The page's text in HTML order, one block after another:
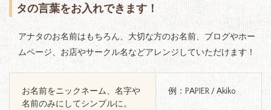
タの言葉をお入れできます！
アナタのお名前はもちろん、大切な方のお名前、ブログやホー
ムページ、お店やサークル名などアレンジしていただけます！
お名前をニックネーム、名字や
名前のみにしてシンプルに。
例：PAPIER / Akiko